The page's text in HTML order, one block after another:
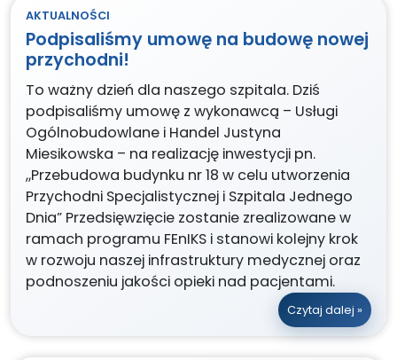
AKTUALNOŚCI
Podpisaliśmy umowę na budowę nowej
przychodni!
To ważny dzień dla naszego szpitala. Dziś
podpisaliśmy umowę z wykonawcą – Usługi
Ogólnobudowlane i Handel Justyna
Miesikowska – na realizację inwestycji pn.
„Przebudowa budynku nr 18 w celu utworzenia
Przychodni Specjalistycznej i Szpitala Jednego
Dnia” Przedsięwzięcie zostanie zrealizowane w
ramach programu FEnIKS i stanowi kolejny krok
w rozwoju naszej infrastruktury medycznej oraz
podnoszeniu jakości opieki nad pacjentami.
Czytaj dalej »